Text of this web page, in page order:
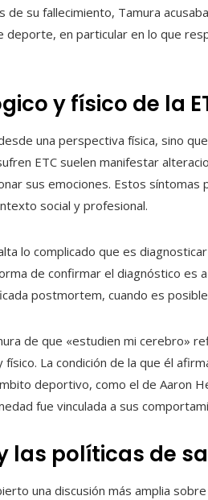
de su fallecimiento, Tamura
deporte, en particular en lo que
y físico de la
una perspectiva física, sino
ETC suelen manifestar
sus emociones. Estos
social y profesional.
lo complicado que es
de confirmar el diagnóstico es
postmortem, cuando es
de que «estudien mi cerebro»
La condición de la que él
deportivo, como el de Aaron
fue vinculada a sus
las políticas de
una discusión más amplia